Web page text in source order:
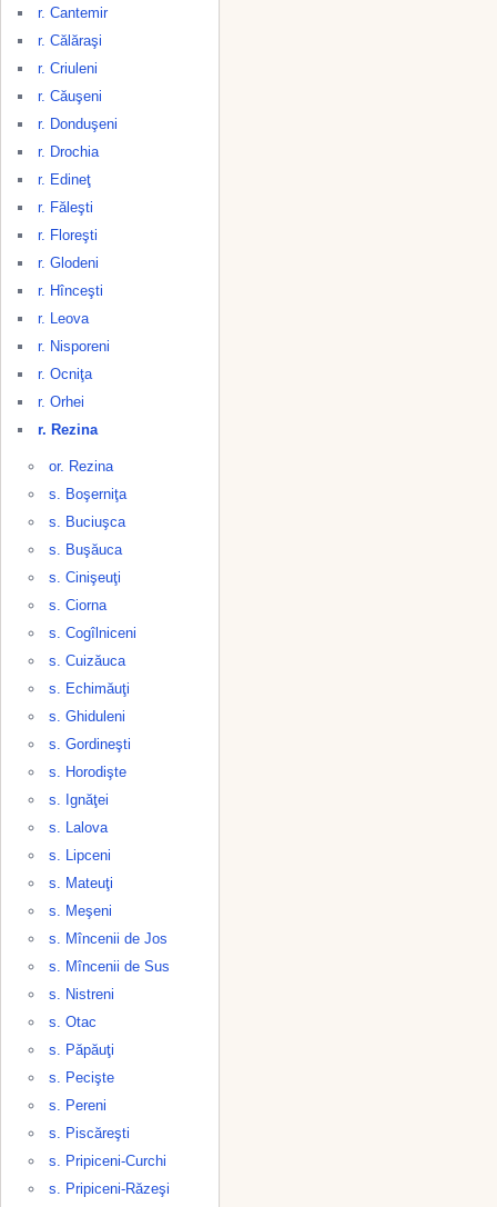
r. Cantemir
r. Călăraşi
r. Criuleni
r. Căuşeni
r. Donduşeni
r. Drochia
r. Edineţ
r. Făleşti
r. Floreşti
r. Glodeni
r. Hînceşti
r. Leova
r. Nisporeni
r. Ocniţa
r. Orhei
r. Rezina
or. Rezina
s. Boşerniţa
s. Buciuşca
s. Buşăuca
s. Cinişeuţi
s. Ciorna
s. Cogîlniceni
s. Cuizăuca
s. Echimăuţi
s. Ghiduleni
s. Gordineşti
s. Horodişte
s. Ignăţei
s. Lalova
s. Lipceni
s. Mateuţi
s. Meşeni
s. Mîncenii de Jos
s. Mîncenii de Sus
s. Nistreni
s. Otac
s. Păpăuţi
s. Pecişte
s. Pereni
s. Piscăreşti
s. Pripiceni-Curchi
s. Pripiceni-Răzeşi